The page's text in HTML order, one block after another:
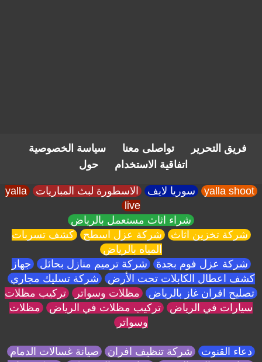
فريق التحرير تواصلى معنا
سياسة الخصوصية
اتفاقية الاستخدام
حول
yalla shoot سوريا لايف الاسطورة لبث المباريات yalla
live
شراء اثاث مستعمل بالرياض
شركة تخزين اثاث شركة عزل اسطح كشف تسربات
المياه بالرياض
شركة عزل فوم بجدة شركة ترميم منازل بحائل جهاز
كشف اعطال الكابلات تحت الأرض شركة تسليك مجاري
تصليح افران غاز بالرياض مظلات وسواتر تركيب مظلات
سيارات في الرياض تركيب مظلات في الرياض مظلات
وسواتر
دعاء القنوت شركة تنظيف افران صيانة غسالات الدمام